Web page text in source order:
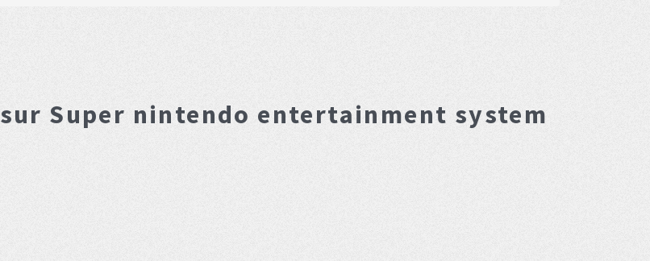
sur Super nintendo entertainment system